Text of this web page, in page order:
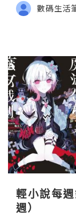
數碼生活
輕小說每
週）